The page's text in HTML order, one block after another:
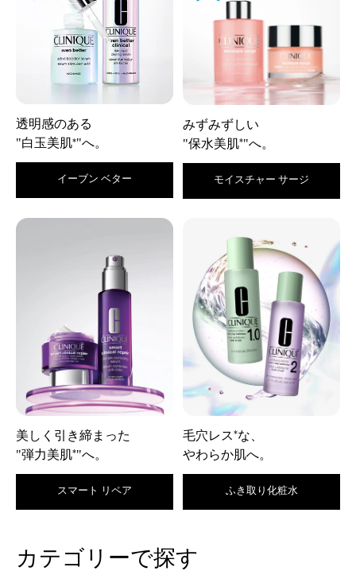
透明感のある
"白玉美肌*"へ。
イーブン ベター
みずみずしい
"保水美肌*"へ。
モイスチャー サージ
美しく引き締まった
"弾力美肌*"へ。
スマート リペア
毛穴レス*な、
やわらか肌へ。
ふき取り化粧水
カテゴリーで探す